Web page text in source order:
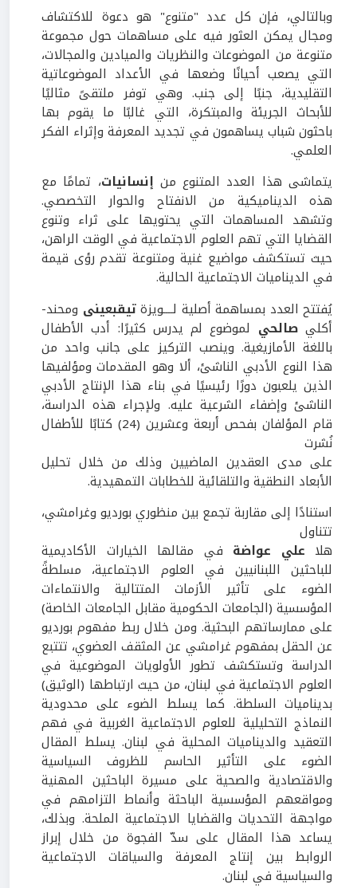
وبالتالي، فإن كل عدد "متنوع" هو دعوة للاكتشاف
ومجال يمكن العثور فيه على مساهمات حول مجموعة
متنوعة من الموضوعات والنظريات والميادين والمجالات،
التي يصعب أحيانًا وضعها في الأعداد الموضوعاتية
التقليدية، جنبًا إلى جنب. وهي توفر ملتقىً مثاليًا
للأبحاث الجريئة والمبتكرة، التي غالبًا ما يقوم بها
باحثون شباب يساهمون في تجديد المعرفة وإثراء الفكر
العلمي.
يتماشى هذا العدد المتنوع من إنسانيات، تمامًا مع
هذه الديناميكية من الانفتاح والحوار التخصصي.
وتشهد المساهمات التي يحتويها على ثراء وتنوع
القضايا التي تهم العلوم الاجتماعية في الوقت الراهن،
حيث تستكشف مواضيع غنية ومتنوعة تقدم رؤى قيمة
في الديناميات الاجتماعية الحالية.
يُفتتح العدد بمساهمة أصلية لــــويزةتيقبعينى ومحند-
أكليصالحي لموضوع لم يدرس كثيرًا: أدب الأطفال
باللغة الأمازيغية. وينصب التركيز على جانب واحد من
هذا النوع الأدبي الناشئ، ألا وهو المقدمات ومؤلفيها
الذين يلعبون دورًا رئيسيًا في بناء هذا الإنتاج الأدبي
الناشئ وإضفاء الشرعية عليه. ولإجراء هذه الدراسة،
قام المؤلفان بفحص أربعة وعشرين (24) كتابًا للأطفال
نُشرت
على مدى العقدين الماضيين وذلك من خلال تحليل
الأبعاد النطقية والتلقائية للخطابات التمهيدية.
استنادًا إلى مقاربة تجمع بين منظوري بورديو وغرامشي،
تتناول
هلا علي عواضة في مقالها الخيارات الأكاديمية
للباحثين اللبنانيين في العلوم الاجتماعية، مسلطةً
الضوء على تأثير الأزمات المتتالية والانتماءات
المؤسسية (الجامعات الحكومية مقابل الجامعات الخاصة)
على ممارساتهم البحثية. ومن خلال ربط مفهوم بورديو
عن الحقل بمفهوم غرامشي عن المثقف العضوي، تتتبع
الدراسة وتستكشف تطور الأولويات الموضوعية في
العلوم الاجتماعية في لبنان، من حيث ارتباطها (الوثيق)
بديناميات السلطة. كما يسلط الضوء على محدودية
النماذج التحليلية للعلوم الاجتماعية الغربية في فهم
التعقيد والديناميات المحلية في لبنان. يسلط المقال
الضوء على التأثير الحاسم للظروف السياسية
والاقتصادية والصحية على مسيرة الباحثين المهنية
ومواقعهم المؤسسية الباحثة وأنماط التزامهم في
مواجهة التحديات والقضايا الاجتماعية الملحة. وبذلك،
يساعد هذا المقال على سدّ الفجوة من خلال إبراز
الروابط بين إنتاج المعرفة والسياقات الاجتماعية
والسياسية في لبنان.